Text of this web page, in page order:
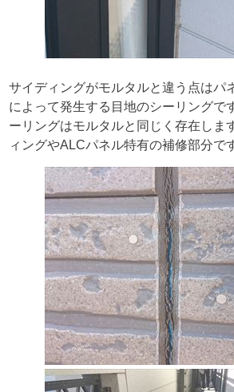
サイディングがモルタルと違う点はパ
によって発生する目地のシーリングで
ーリングはモルタルと同じく存在しま
ィングやALCパネル特有の補修部分で